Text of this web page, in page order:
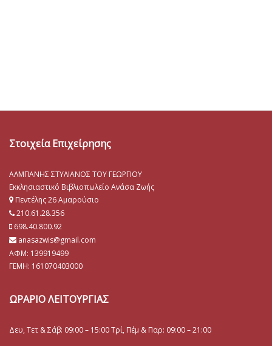
Στοιχεία Επιχείρησης
ΑΛΜΠΑΝΗΣ ΣΤΥΛΙΑΝΟΣ ΤΟΥ ΓΕΩΡΓΙΟΥ
Εκκλησιαστικό Βιβλιοπωλείο Ανάσα Ζωής
Πεντέλης 26 Αμαρούσιο
210.61.28.356
698.40.800.92
anasazwis@gmail.com
ΑΦΜ: 139919499
ΓΕΜΗ: 161070403000
ΩΡΑΡΙΟ ΛΕΙΤΟΥΡΓΙΑΣ
Δευ, Τετ & Σάβ: 09:00 – 15:00 Τρί, Πέμ & Παρ: 09:00 – 21:00